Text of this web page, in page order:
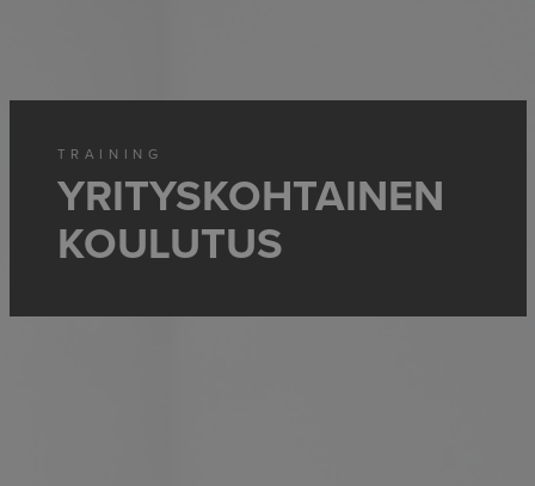
TRAINING
YRITYSKOHTAINEN
KOULUTUS